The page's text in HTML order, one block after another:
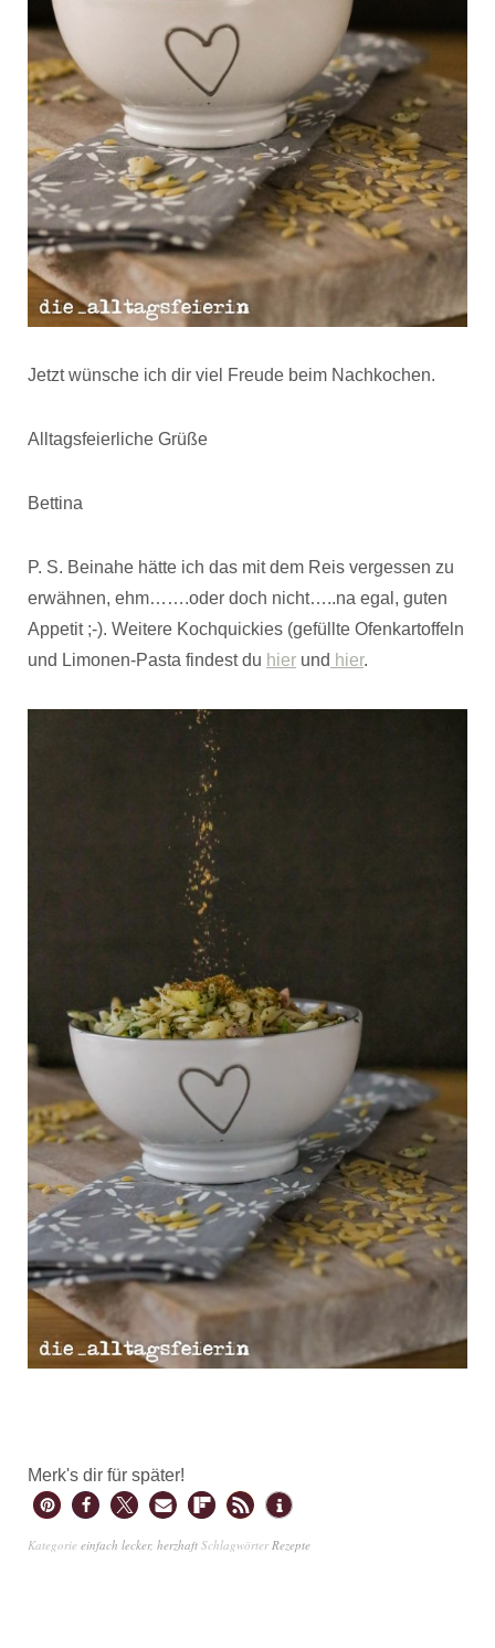
Jetzt wünsche ich dir viel Freude beim Nachkochen.
Alltagsfeierliche Grüße
Bettina
P. S. Beinahe hätte ich das mit dem Reis vergessen zu
erwähnen, ehm…….oder doch nicht…..na egal, guten
Appetit ;-). Weitere Kochquickies (gefüllte Ofenkartoffeln
und Limonen-Pasta findest du hier und hier.
Merk's dir für später!
Kategorie einfach lecker, herzhaft Schlagwörter Rezepte